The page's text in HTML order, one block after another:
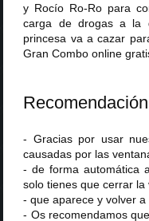
y Rocío Ro-Ro para
carga de drogas a la
princesa va a cazar
Gran Combo online
Recomendación
- Gracias por usar
causadas por las
- de forma automática
solo tienes que cerrar la
- que aparece y volver a
- Os recomendamos